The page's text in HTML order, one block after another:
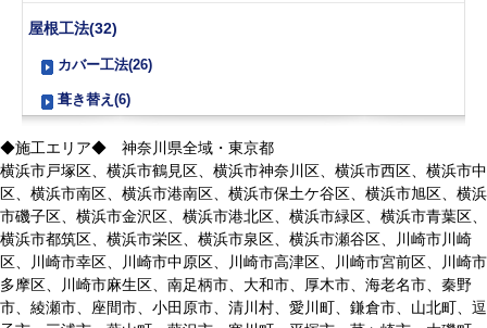
屋根工法(32)
カバー工法(26)
葺き替え(6)
◆施工エリア◆ 神奈川県全域・東京都
横浜市戸塚区、横浜市鶴見区、横浜市神奈川区、横浜市西区、横浜市中
区、横浜市南区、横浜市港南区、横浜市保土ケ谷区、横浜市旭区、横浜
市磯子区、横浜市金沢区、横浜市港北区、横浜市緑区、横浜市青葉区、
横浜市都筑区、横浜市栄区、横浜市泉区、横浜市瀬谷区、川崎市川崎
区、川崎市幸区、川崎市中原区、川崎市高津区、川崎市宮前区、川崎市
多摩区、川崎市麻生区、南足柄市、大和市、厚木市、海老名市、秦野
市、綾瀬市、座間市、小田原市、清川村、愛川町、鎌倉市、山北町、逗